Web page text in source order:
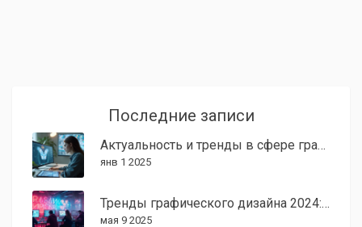
Последние записи
Актуальность и тренды в сфере графического дизайна в 2025 году
янв 1 2025
Тренды графического дизайна 2024: что будет в моде?
мая 9 2025